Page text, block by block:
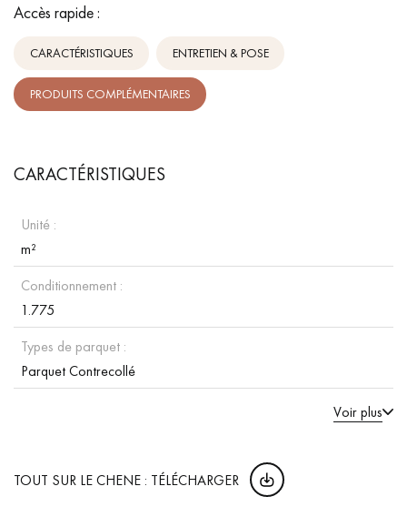
Accès rapide :
CARACTÉRISTIQUES ENTRETIEN & POSE
PRODUITS COMPLÉMENTAIRES
CARACTÉRISTIQUES
Unité :
m²
Conditionnement :
1.775
Types de parquet :
Parquet Contrecollé
Voir plus
TOUT SUR LE CHENE : TÉLÉCHARGER